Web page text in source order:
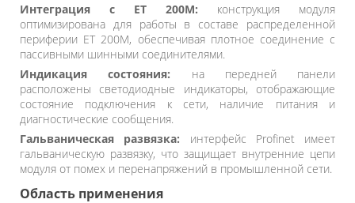
Интеграция с ET 200M: конструкция модуля
оптимизирована для работы в составе распределенной
периферии ET 200M, обеспечивая плотное соединение с
пассивными шинными соединителями.
Индикация состояния: на передней панели
расположены светодиодные индикаторы, отображающие
состояние подключения к сети, наличие питания и
диагностические сообщения.
Гальваническая развязка: интерфейс Profinet имеет
гальваническую развязку, что защищает внутренние цепи
модуля от помех и перенапряжений в промышленной сети.
Область применения